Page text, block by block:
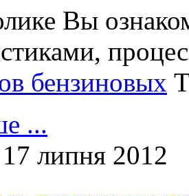
Вы
бензиновых
...
липня 2012